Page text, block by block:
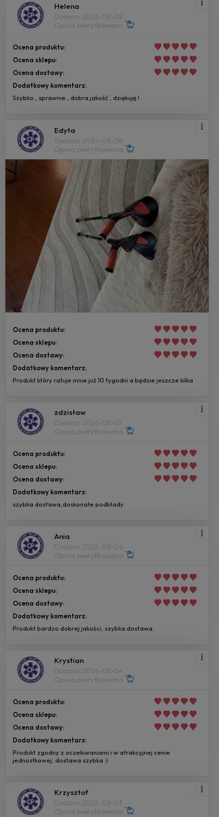
Helena
Dodano: 2026-08-08
Opinia zweryfikowana
Ocena produktu:
Ocena sklepu:
Ocena dostawy:
Dodatkowy komentarz:
Szybko , sprawnie , dobra jakość , dziękuję !
Edyta
Dodano: 2026-08-08
Opinia zweryfikowana
Ocena produktu:
Ocena sklepu:
Ocena dostawy:
Dodatkowy komentarz:
Produkt który ratuje mnie już 10 tygodni a będzie jeszcze kilka
zdzisław
Dodano: 2026-08-07
Opinia zweryfikowana
Ocena produktu:
Ocena sklepu:
Ocena dostawy:
Dodatkowy komentarz:
szybka dostawa,doskonałe podkłady
Ania
Dodano: 2026-08-06
Opinia zweryfikowana
Ocena produktu:
Ocena sklepu:
Ocena dostawy:
Dodatkowy komentarz:
Produkt bardzo dobrej jakości, szybka dostawa.
Krystian
Dodano: 2026-08-04
Opinia zweryfikowana
Ocena produktu:
Ocena sklepu:
Ocena dostawy:
Dodatkowy komentarz:
Produkt zgodny z oczekiwaniami i w atrakcyjnej cenie
jednostkowej, dostawa szybka :)
Krzysztof
Dodano: 2026-08-03
Opinia zweryfikowana